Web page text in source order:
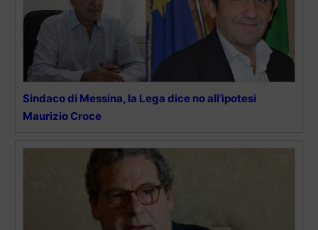
Sindaco di Messina, la Lega dice no all’ipotesi
Maurizio Croce